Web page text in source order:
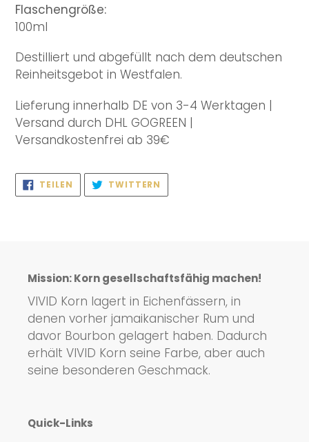
Flaschengröße:
100ml
Destilliert und abgefüllt nach dem deutschen
Reinheitsgebot in Westfalen.
Lieferung innerhalb DE von 3-4 Werktagen |
Versand durch DHL GOGREEN |
Versandkostenfrei ab 39€
TEILEN
FACEBOOK
TEILEN
TWITTERN
TWITTERN
Mission: Korn gesellschaftsfähig machen!
VIVID Korn lagert in Eichenfässern, in
denen vorher jamaikanischer Rum und
davor Bourbon gelagert haben. Dadurch
erhält VIVID Korn seine Farbe, aber auch
seine besonderen Geschmack.
Quick-Links